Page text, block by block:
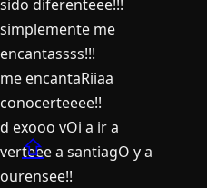
sido diferenteee!!!
simplemente me
encantassss!!!
me encantaRiiaa
conocerteeee!!
d exooo vOi a ir a
verteee a santiagO y a
ourensee!!
⇧